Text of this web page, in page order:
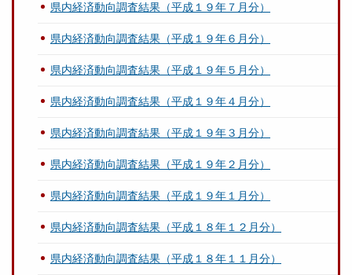
県内経済動向調査結果（平成１９年７月分）
県内経済動向調査結果（平成１９年６月分）
県内経済動向調査結果（平成１９年５月分）
県内経済動向調査結果（平成１９年４月分）
県内経済動向調査結果（平成１９年３月分）
県内経済動向調査結果（平成１９年２月分）
県内経済動向調査結果（平成１９年１月分）
県内経済動向調査結果（平成１８年１２月分）
県内経済動向調査結果（平成１８年１１月分）